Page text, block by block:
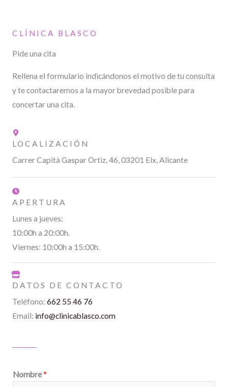
CLÍNICA BLASCO
Pide una cita
Rellena el formulario indicándonos el motivo de tu consulta
y te contactaremos a la mayor brevedad posible para
concertar una cita.
LOCALIZACIÓN
Carrer Capità Gaspar Ortiz, 46, 03201 Elx, Alicante
APERTURA
Lunes a jueves:
10:00h a 20:00h.
Viernes: 10:00h a 15:00h.
DATOS DE CONTACTO
Teléfono: 662 55 46 76
Email: info@clinicablasco.com
Nombre*